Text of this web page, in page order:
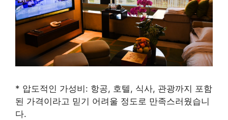
* 압도적인 가성비: 항공, 호텔, 식사, 관광까지 포함
된 가격이라고 믿기 어려울 정도로 만족스러웠습니
다.